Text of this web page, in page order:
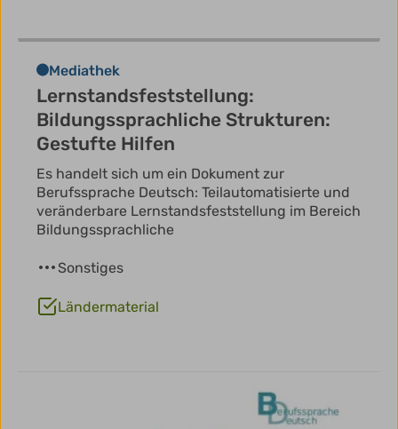
Mediathek
Lernstandsfeststellung:
Bildungssprachliche Strukturen:
Gestufte Hilfen
Es handelt sich um ein Dokument zur
Berufssprache Deutsch: Teilautomatisierte und
veränderbare Lernstandsfeststellung im Bereich
Bildungssprachliche
Sonstiges
Ländermaterial